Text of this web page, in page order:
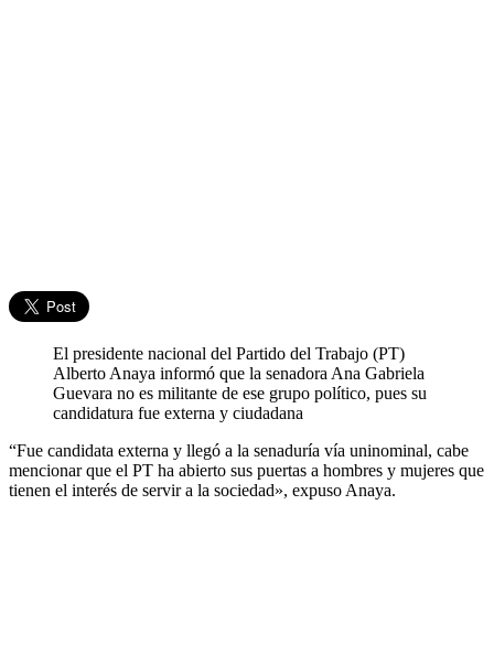
El presidente nacional del Partido del Trabajo (PT)
Alberto Anaya informó que la senadora Ana Gabriela
Guevara no es militante de ese grupo político, pues su
candidatura fue externa y ciudadana
“Fue candidata externa y llegó a la senaduría vía uninominal, cabe
mencionar que el PT ha abierto sus puertas a hombres y mujeres que
tienen el interés de servir a la sociedad», expuso Anaya.